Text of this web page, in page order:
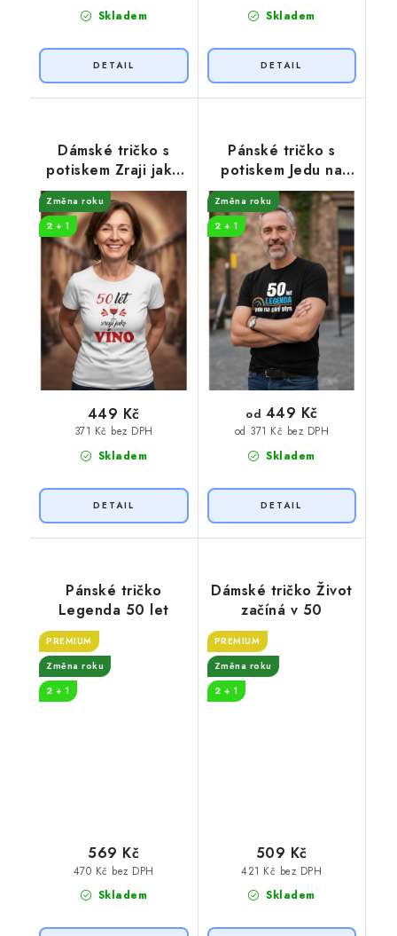
Skladem Skladem
Dámské tričko s
potiskem Zraji jako
víno
Změna roku
2 + 1
Skladem
371 Kč bez DPH
449 Kč
Pánské tričko s
potiskem Jedu na
plný plyn
Změna roku
2 + 1
Skladem
od 371 Kč bez DPH
od 449 Kč
Pánské tričko
Legenda 50 let
PREMIUM
Změna roku
2 + 1
Skladem
470 Kč bez DPH
569 Kč
Dámské tričko Život
začíná v 50
PREMIUM
Změna roku
2 + 1
Skladem
421 Kč bez DPH
509 Kč